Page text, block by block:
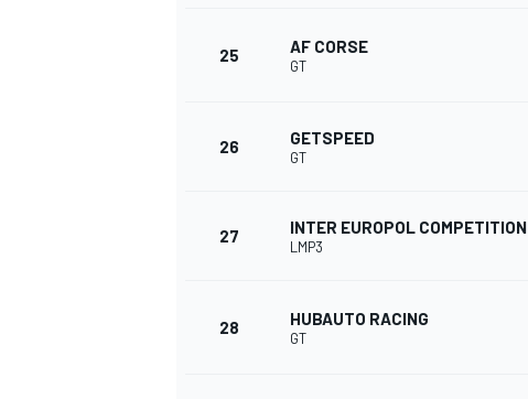
25 AF CORSE
GT
26 GETSPEED
GT
27 INTER EUROPOL COMPETITION
LMP3
28 HUBAUTO RACING
GT